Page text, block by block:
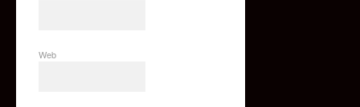
Web